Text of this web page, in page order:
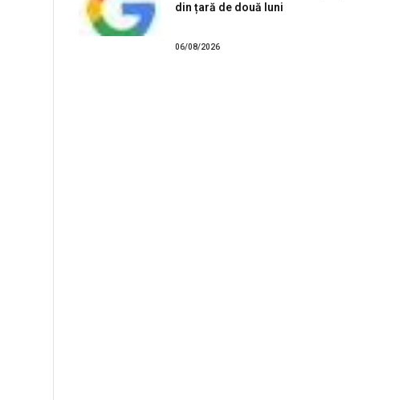
din țară de două luni
06/08/2026